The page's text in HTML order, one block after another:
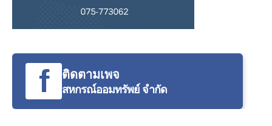
f ติดตามเพจ
สหกรณ์ออมทรัพย์ จำกัด